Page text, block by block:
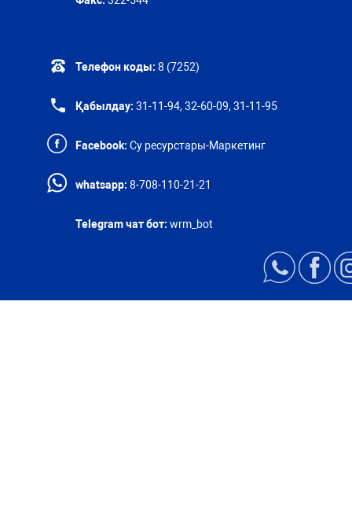
Телефон коды: 8 (7252)
Қабылдау: 31-11-94, 32-60-09, 31-11-95
Facebook: Су ресурстары-Маркетинг
whatsapp: 8-708-110-21-21
Telegram чат бот: wrm_bot